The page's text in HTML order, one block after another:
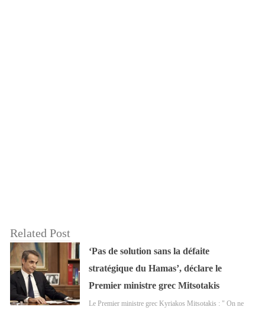
Related Post
‘Pas de solution sans la défaite
stratégique du Hamas’, déclare le
Premier ministre grec Mitsotakis
Le Premier ministre grec Kyriakos Mitsotakis : " On ne